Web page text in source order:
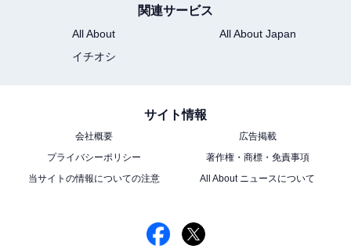
関連サービス
All About
All About Japan
イチオシ
サイト情報
会社概要
広告掲載
プライバシーポリシー
著作権・商標・免責事項
当サイトの情報についての注意
All About ニュースについて